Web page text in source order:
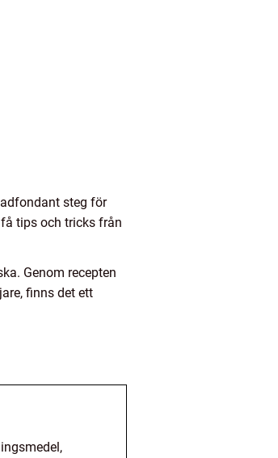
steg för
tips och tricks från
Genom recepten
finns det ett